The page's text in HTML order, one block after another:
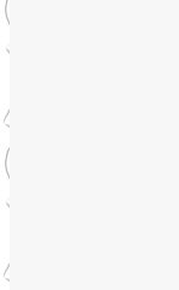
Дело в том, что у
нарушен, и,
механизм
человека с
гормону лептину.
посылаемые
уровень гормона
мало, как после
иллюзорного
тенденцию к
переедание,
того, мозг весь
дает команду всем